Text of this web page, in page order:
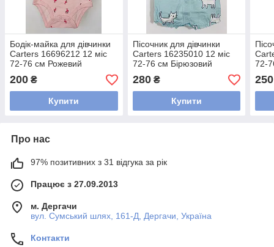
Бодік-майка для дівчинки
Carters 16696212 12 міс
72-76 см Рожевий
200 ₴
Купити
Пісочник для дівчинки
Carters 16235010 12 міс
72-76 см Бірюзовий
280₴
Купити
72-
250
Про нас
97% позитивних з 31 відгука за рік
Працює з 27.09.2013
м. Дергачи
вул. Сумський шлях, 161-Д, Дергачи, Україна
Контакти